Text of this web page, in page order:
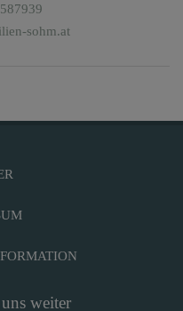
sohm.at
weiter